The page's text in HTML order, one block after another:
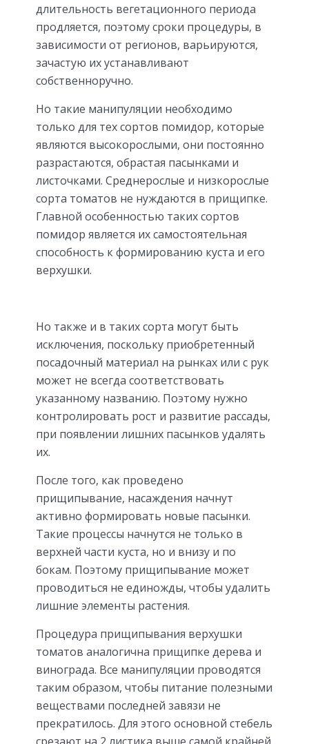
длительность вегетационного периода
продляется, поэтому сроки процедуры, в
зависимости от регионов, варьируются,
зачастую их устанавливают
собственноручно.
Но такие манипуляции необходимо
только для тех сортов помидор, которые
являются высокорослыми, они постоянно
разрастаются, обрастая пасынками и
листочками. Среднерослые и низкорослые
сорта томатов не нуждаются в прищипке.
Главной особенностью таких сортов
помидор является их самостоятельная
способность к формированию куста и его
верхушки.
Но также и в таких сорта могут быть
исключения, поскольку приобретенный
посадочный материал на рынках или с рук
может не всегда соответствовать
указанному названию. Поэтому нужно
контролировать рост и развитие рассады,
при появлении лишних пасынков удалять
их.
После того, как проведено
прищипывание, насаждения начнут
активно формировать новые пасынки.
Такие процессы начнутся не только в
верхней части куста, но и внизу и по
бокам. Поэтому прищипывание может
проводиться не единожды, чтобы удалить
лишние элементы растения.
Процедура прищипывания верхушки
томатов аналогична прищипке дерева и
винограда. Все манипуляции проводятся
таким образом, чтобы питание полезными
веществами последней завязи не
прекратилось. Для этого основной стебель
срезают на 2 листика выше самой крайней